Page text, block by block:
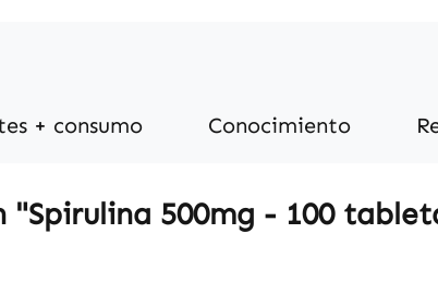
+ consumo Conocimiento
500mg - 100